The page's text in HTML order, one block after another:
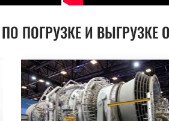
ПОГРУЗКЕ И ВЫГРУЗКЕ